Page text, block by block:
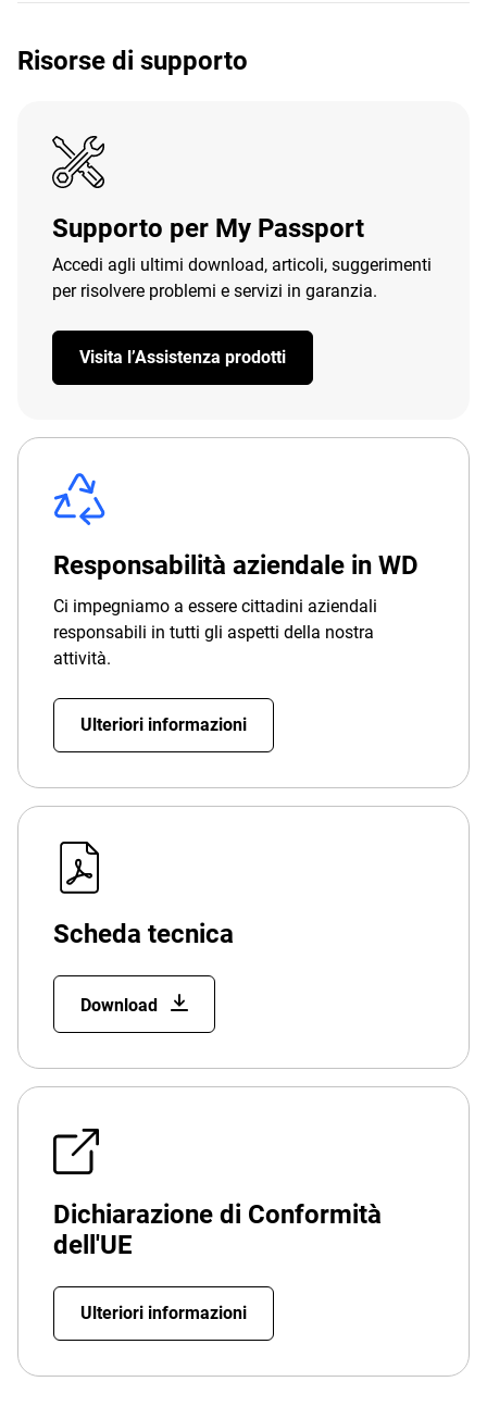
Risorse di supporto
Supporto per My Passport
Accedi agli ultimi download, articoli, suggerimenti
per risolvere problemi e servizi in garanzia.
Visita l’Assistenza prodotti
Responsabilità aziendale in WD
Ci impegniamo a essere cittadini aziendali
responsabili in tutti gli aspetti della nostra
attività.
Ulteriori informazioni
Scheda tecnica
Download
Dichiarazione di Conformità
dell'UE
Ulteriori informazioni